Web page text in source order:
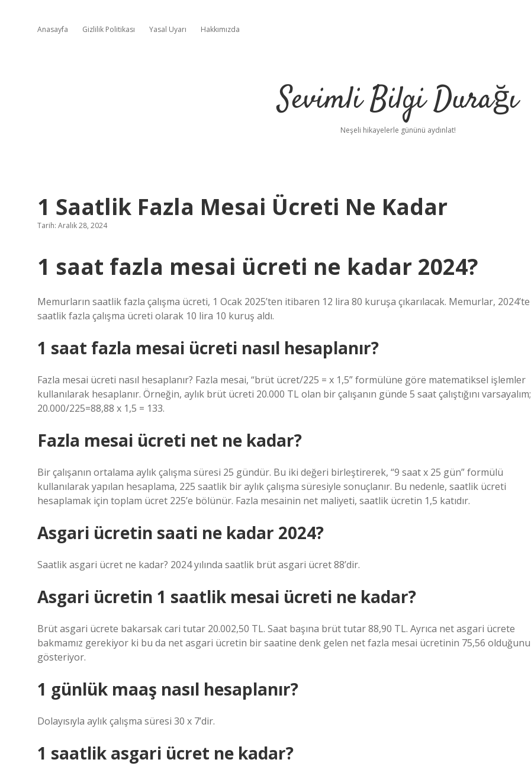
Anasayfa Gizlilik Politikası Yasal Uyarı Hakkımızda
Sevimli Bilgi Durağı
Neşeli hikayelerle gününü aydınlat!
1 Saatlik Fazla Mesai Ücreti Ne Kadar
Tarih: Aralık 28, 2024
1 saat fazla mesai ücreti ne kadar 2024?
Memurların saatlik fazla çalışma ücreti, 1 Ocak 2025’ten itibaren 12 lira 80 kuruşa çıkarılacak. Memurlar, 2024’te
saatlik fazla çalışma ücreti olarak 10 lira 10 kuruş aldı.
1 saat fazla mesai ücreti nasıl hesaplanır?
Fazla mesai ücreti nasıl hesaplanır? Fazla mesai, “brüt ücret/225 = x 1,5” formülüne göre matematiksel işlemler
kullanılarak hesaplanır. Örneğin, aylık brüt ücreti 20.000 TL olan bir çalışanın günde 5 saat çalıştığını varsayalım;
20.000/225=88,88 x 1,5 = 133.
Fazla mesai ücreti net ne kadar?
Bir çalışanın ortalama aylık çalışma süresi 25 gündür. Bu iki değeri birleştirerek, “9 saat x 25 gün” formülü
kullanılarak yapılan hesaplama, 225 saatlik bir aylık çalışma süresiyle sonuçlanır. Bu nedenle, saatlik ücreti
hesaplamak için toplam ücret 225’e bölünür. Fazla mesainin net maliyeti, saatlik ücretin 1,5 katıdır.
Asgari ücretin saati ne kadar 2024?
Saatlik asgari ücret ne kadar? 2024 yılında saatlik brüt asgari ücret 88’dir.
Asgari ücretin 1 saatlik mesai ücreti ne kadar?
Brüt asgari ücrete bakarsak cari tutar 20.002,50 TL. Saat başına brüt tutar 88,90 TL. Ayrıca net asgari ücrete
bakmamız gerekiyor ki bu da net asgari ücretin bir saatine denk gelen net fazla mesai ücretinin 75,56 olduğunu
gösteriyor.
1 günlük maaş nasıl hesaplanır?
Dolayısıyla aylık çalışma süresi 30 x 7’dir.
1 saatlik asgari ücret ne kadar?